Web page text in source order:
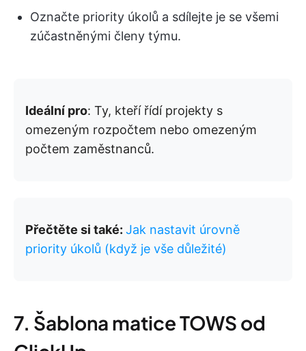
Označte priority úkolů a sdílejte je se všemi
zúčastněnými členy týmu.
Ideální pro: Ty, kteří řídí projekty s
omezeným rozpočtem nebo omezeným
počtem zaměstnanců.
Přečtěte si také: Jak nastavit úrovně
priority úkolů (když je vše důležité)
7. Šablona matice TOWS od